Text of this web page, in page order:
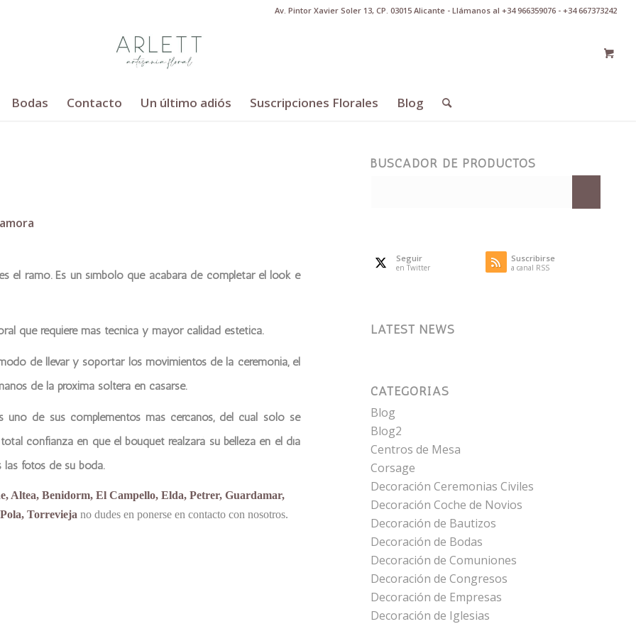
Av. Pintor Xavier Soler 13, CP. 03015 Alicante - Llámanos al +34 966359076 - +34 667373242
Bodas Contacto Un último adiós Suscripciones Florales Blog
el ramo. Es un símbolo que acabará de completar el look e
que requiere más técnica y mayor calidad estética.
de llevar y soportar los movimientos de la ceremonia, el
de la próxima soltera en casarse.
de sus complementos más cercanos, del cual sólo se
confianza en que el bouquet realzará su belleza en el día
fotos de su boda.
Altea, Benidorm, El Campello, Elda, Petrer, Guardamar,
Torrevieja no dudes en ponerse en contacto con nosotros.
BUSCADOR DE PRODUCTOS
Seguir
en Twitter
Suscribirse
a canal RSS
LATEST NEWS
CATEGORÍAS
Blog
Blog2
Centros de Mesa
Corsage
Decoración Ceremonias Civiles
Decoración Coche de Novios
Decoración de Bautizos
Decoración de Bodas
Decoración de Comuniones
Decoración de Congresos
Decoración de Empresas
Decoración de Iglesias